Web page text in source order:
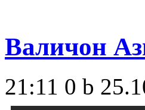
Валичон
21:11 0 b